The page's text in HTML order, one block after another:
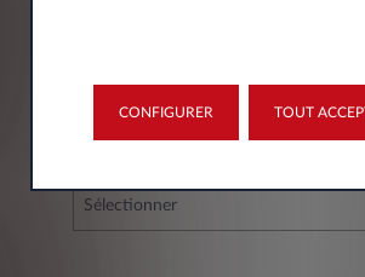
Sélectionner
CONFIGURER TOUT